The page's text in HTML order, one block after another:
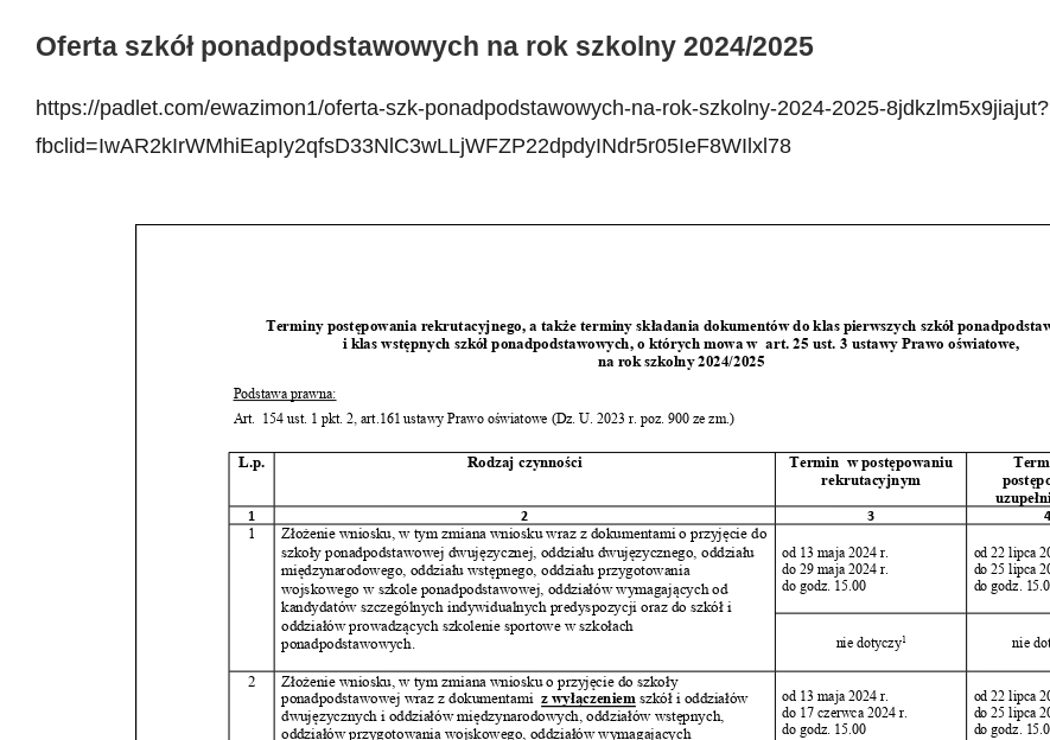
Oferta szkół ponadpodstawowych na rok szkolny 2024/2025
https://padlet.com/ewazimon1/oferta-szk-ponadpodstawowych-na-rok-szkolny-2024-2025-8jdkzlm5x9jiajut?
fbclid=IwAR2kIrWMhiEapIy2qfsD33NlC3wLLjWFZP22dpdyINdr5r05IeF8WIlxl78